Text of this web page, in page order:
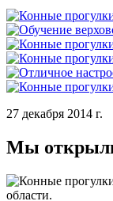
27 декабря 2014 г.
Мы